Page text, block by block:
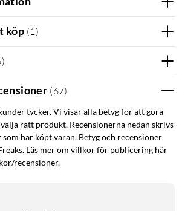
köp (1)
)
(67)
tycker. Vi visar alla betyg för att göra
rätt produkt. Recensionerna nedan skrivs
har köpt varan. Betyg och recensioner
Läs mer om villkor för publicering här
recensioner.